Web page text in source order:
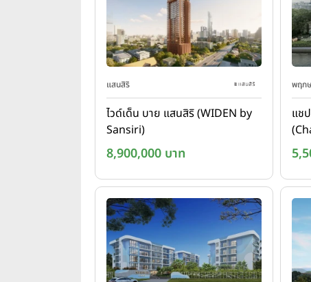
แสนสิริ
ไวด์เด็น บาย แสนสิริ (WIDEN by
Sansiri)
8,900,000 บาท
พฤก
แช